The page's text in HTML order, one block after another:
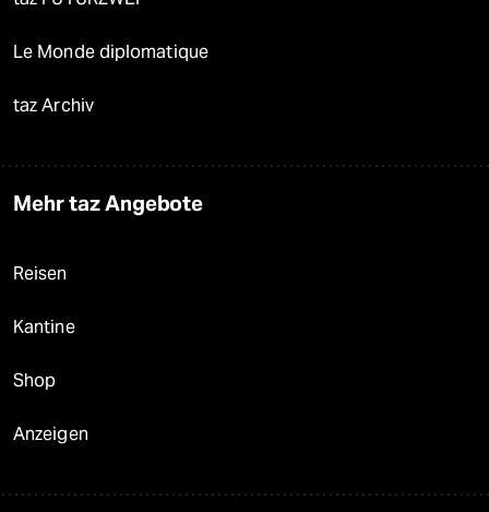
Le Monde diplomatique
taz Archiv
Mehr taz Angebote
Reisen
Kantine
Shop
Anzeigen